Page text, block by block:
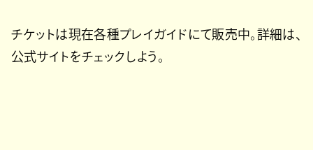
チケットは現在各種プレイガイドにて販売中。詳細は、
公式サイトをチェックしよう。